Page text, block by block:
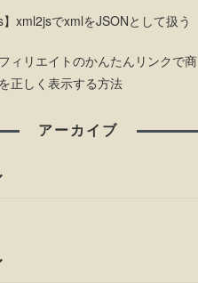
】xml2jsでxmlをJSONとして扱う
ィリエイトのかんたんリンクで商
正しく表示する方法
アーカイブ